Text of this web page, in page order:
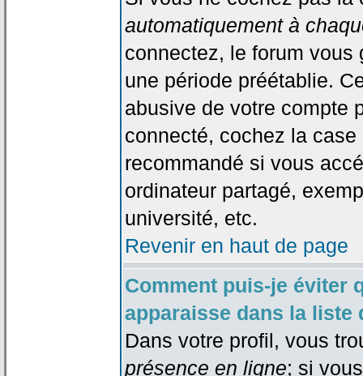
automatiquement à
connectez, le forum vous
une période préétablie.
abusive de votre compte
connecté, cochez la
recommandé si vous
ordinateur partagé,
université, etc.
Revenir en haut de page
Comment puis-je éviter
apparaisse dans la liste
Dans votre profil, vous
présence en ligne; si